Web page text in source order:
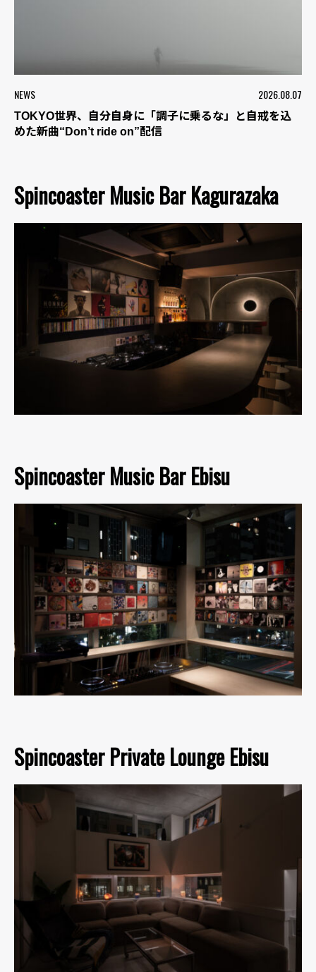
NEWS 2026.08.07
TOKYO世界、自分自身に「調子に乗るな」と自戒を込
めた新曲“Don’t ride on”配信
Spincoaster Music Bar Kagurazaka
Spincoaster Music Bar Ebisu
Spincoaster Private Lounge Ebisu